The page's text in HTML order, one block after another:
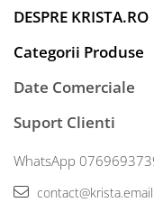
DESPRE KRISTA.RO
Categorii Produse
Date Comerciale
Suport Clienti
WhatsApp
contact@krista.email